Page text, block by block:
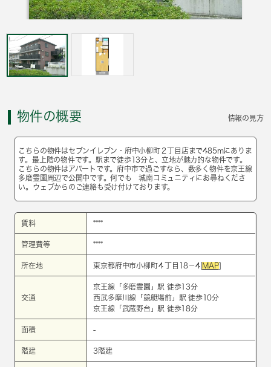
物件の概要 情報の見方
こちらの物件はセブンイレブン・府中小柳町２丁目店まで485mにありま
す。最上階の物件です。駅まで徒歩13分と、立地が魅力的な物件です。
こちらの物件はアパートです。府中市で過ごすなら、数多く物件を京王線
多磨霊園周辺で公開中です。何でも 城南コミュニティにお尋ねくださ
い。ウェブからのご連絡も受け付けております。
賃料 ****
管理費等 ****
所在地 東京都府中市小柳町４丁目18－4[MAP]
交通
京王線 「 多磨霊園 」駅 徒歩13分
西武多摩川線 「 競艇場前」駅 徒歩10分
京王線 「 武蔵野台 」駅 徒歩18分
面積 -
階建 3階建